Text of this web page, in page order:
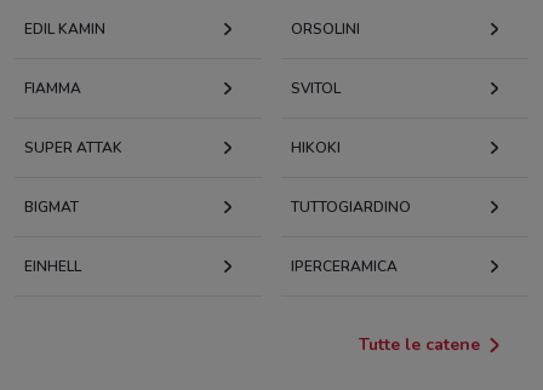
EDIL KAMIN ORSOLINI
FIAMMA SVITOL
SUPER ATTAK HIKOKI
BIGMAT TUTTOGIARDINO
EINHELL IPERCERAMICA
Tutte le catene